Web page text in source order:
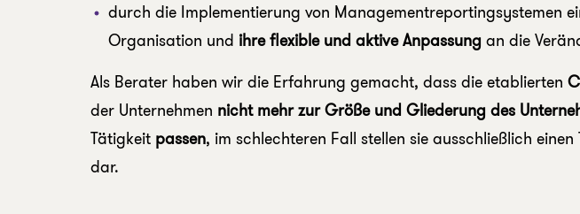
durch die Implementierung von Managementreportingsystemen
Organisation und ihre flexible und aktive Anpassung an die
Als Berater haben wir die Erfahrung gemacht, dass die etablierten
der Unternehmen nicht mehr zur Größe und Gliederung des
Tätigkeit passen, im schlechteren Fall stellen sie ausschließlich
dar.